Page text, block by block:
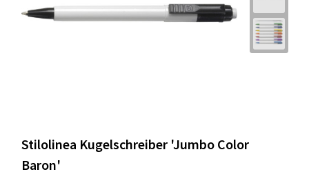
Stilolinea Kugelschreiber 'Jumbo Color
Baron'